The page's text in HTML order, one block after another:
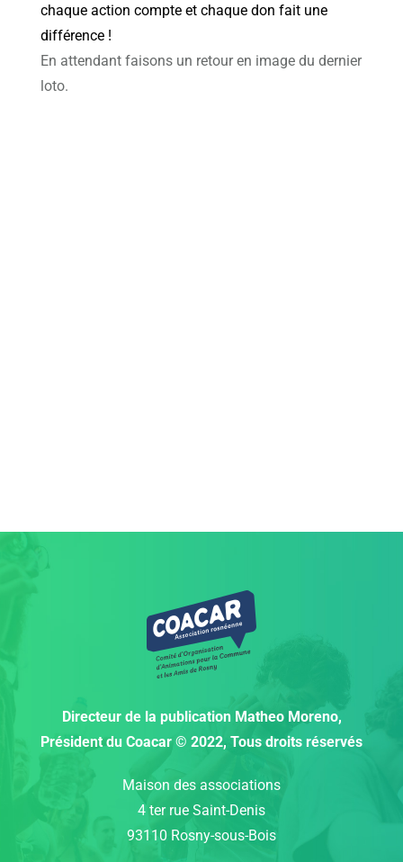
chaque action compte et chaque don fait une
différence !
En attendant faisons un retour en image du dernier
loto.
Directeur de la publicationMatheo Moreno,
Président du Coacar © 2022, Tous droits réservés
Maison des associations
4 ter rue Saint-Denis
93110 Rosny-sous-Bois